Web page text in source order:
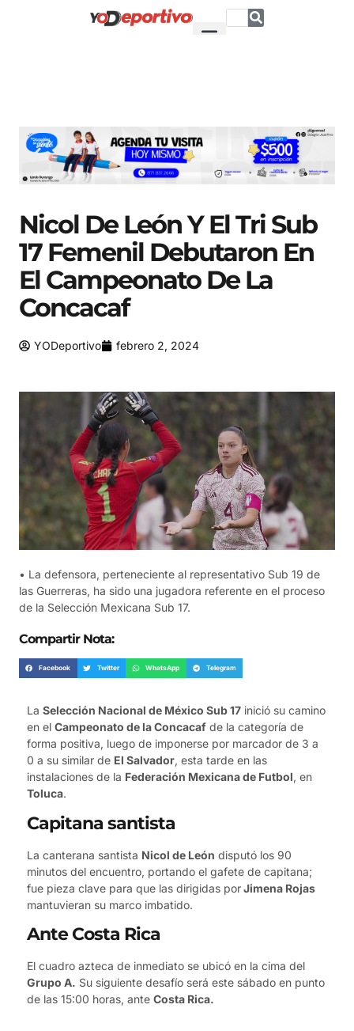
Nicol De León Y El Tri Sub
17 Femenil Debutaron En
El Campeonato De La
Concacaf
YODeportivo febrero 2, 2024
• La defensora, perteneciente al representativo Sub 19 de
las Guerreras, ha sido una jugadora referente en el proceso
de la Selección Mexicana Sub 17.
Compartir Nota:
Facebook Twitter WhatsApp Telegram
La Selección Nacional de México Sub 17 inició su camino
en el Campeonato de la Concacaf de la categoría de
forma positiva, luego de imponerse por marcador de 3 a
0 a su similar de El Salvador, esta tarde en las
instalaciones de la Federación Mexicana de Futbol, en
Toluca.
Capitana santista
La canterana santista Nicol de León disputó los 90
minutos del encuentro, portando el gafete de capitana;
fue pieza clave para que las dirigidas porJimena Rojas
mantuvieran su marco imbatido.
Ante Costa Rica
El cuadro azteca de inmediato se ubicó en la cima del
Grupo A. Su siguiente desafío será este sábado en punto
de las 15:00 horas, ante Costa Rica.